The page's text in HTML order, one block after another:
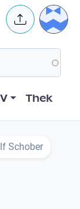
User
Thek
Schober